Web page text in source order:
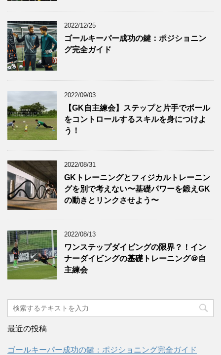
2022/12/25
ゴールキーパー成功の鍵：ポジショニン
グ完全ガイド
2022/09/03
【GK自主練会】ステップと片手でボール
をコントロールするスキルを身につけよ
う！
2022/08/31
GKトレーニングとフィジカルトレーニン
グを別で考えない〜基礎パワーを鍛えGK
の動きとリンクさせよう〜
2022/08/13
ワンステップダイビングの限界？！イン
ナーダイビングの基礎トレーニング＠自
主練会
最近の投稿
ゴールキーパー成功の鍵：ポジショニング完全ガイド